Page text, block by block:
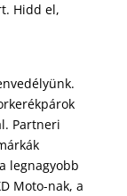
Hidd el,
Partneri
legnagyobb
Moto-nak, a